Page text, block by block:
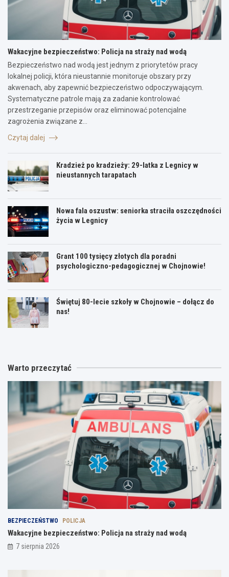
Wakacyjne bezpieczeństwo: Policja na straży nad wodą
Bezpieczeństwo nad wodą jest jednym z priorytetów pracy
lokalnej policji, która nieustannie monitoruje obszary przy
akwenach, aby zapewnić bezpieczeństwo odpoczywającym.
Systematyczne patrole mają za zadanie kontrolować
przestrzeganie przepisów oraz eliminować potencjalne
zagrożenia związane z…
Czytaj dalej
Kradzież po kradzieży: 29-latka z Legnicy w
nieustannych tarapatach
Nowa fala oszustw: seniorka straciła oszczędności
życia w Legnicy
Grant 100 tysięcy złotych dla poradni
psychologiczno-pedagogicznej w Chojnowie!
Świętuj 80-lecie szkoły w Chojnowie – dołącz do
nas!
Warto przeczytać
BEZPIECZEŃSTWO POLICJA
Wakacyjne bezpieczeństwo: Policja na straży nad wodą
7 sierpnia 2026